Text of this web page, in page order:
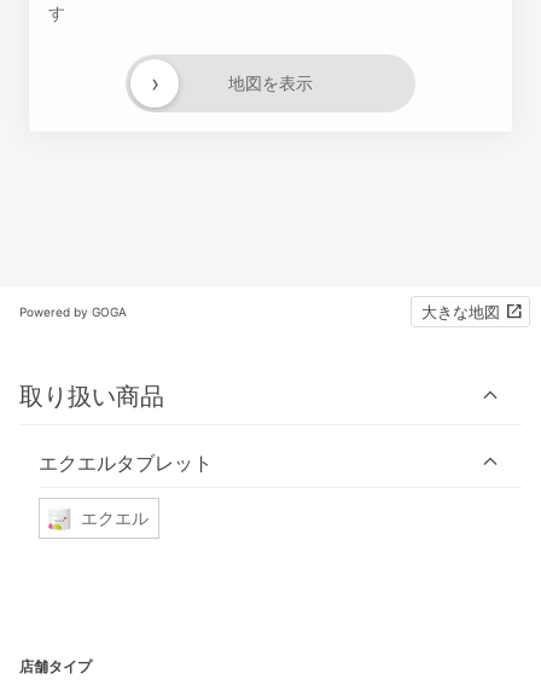
す
地図を表示
›
Powered by GOGA 大きな地図
取り扱い商品
エクエルタブレット
エクエル
店舗タイプ